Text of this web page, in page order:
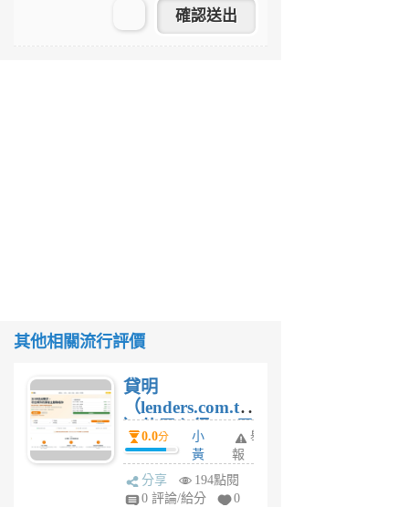
其他相關流行評價
貸明
（lenders.com.tw
）使用心得 — 民
間貸款比較平台
體驗
0.0分
小
黃
蜂
1
舉
報
分享
194點閱
0 評論/給分
0